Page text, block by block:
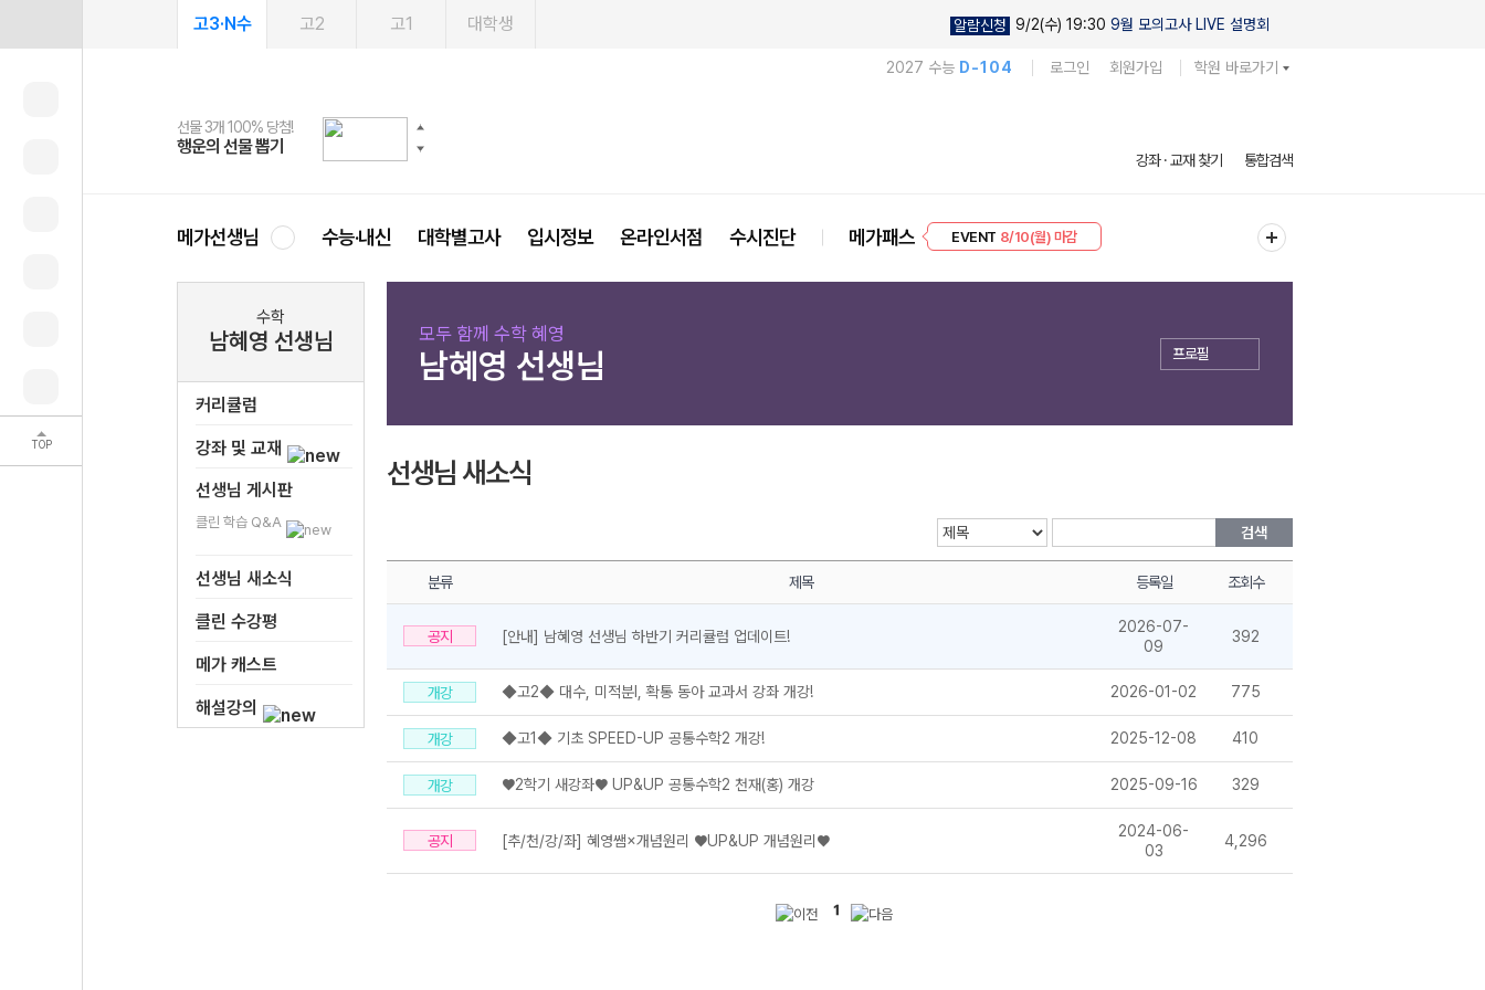
TOP
고3·N수 고2 고1 대학생 알람신청 9/2(수) 19:30 9월 모의고사 LIVE 설명회
2027 수능 D-104 로그인 회원가입 학원 바로가기
선물 3개 100% 당첨!
행운의 선물 뽑기
선물 100% 증정!
메가스터디 X 올리브
여름방학 스터디 캐시백
메가런 썸머스쿨
2027 러셀 단과
강사 공개선발
스마트러닝앱
설문 EVENT
메가패스
3일 무료 체험권
메가패스 수강생 무료혜택!
메가클럽 멤버십
사회공헌 캠페인
희망이룸 메가나눔
강좌 · 교재 찾기 통합검색
메가선생님 수능·내신 대학별고사 입시정보 온라인서점 수시진단 메가패스
EVENT 8/10(월) 마감
프리미엄 30 8/10(월) 마감
수학
남혜영 선생님
커리큘럼
강좌 및 교재
선생님 게시판
클린 학습 Q&A
선생님 새소식
클린 수강평
메가 캐스트
해설강의
모두 함께 수학 혜영
남혜영 선생님 프로필
선생님 새소식
검색
분류 제목 등록일 조회수
공지 [안내] 남혜영 선생님 하반기 커리큘럼 업데이트!
2026-07-
09
392
개강 ◆고2◆ 대수, 미적분l, 확통 동아 교과서 강좌 개강! 2026-01-02 775
개강 ◆고1◆ 기초 SPEED-UP 공통수학2 개강! 2025-12-08 410
개강 ♥2학기 새강좌♥ UP&UP 공통수학2 천재(홍) 개강 2025-09-16 329
공지 [추/천/강/좌] 혜영쌤×개념원리 ♥UP&UP 개념원리♥
2024-06-
03
4,296
1